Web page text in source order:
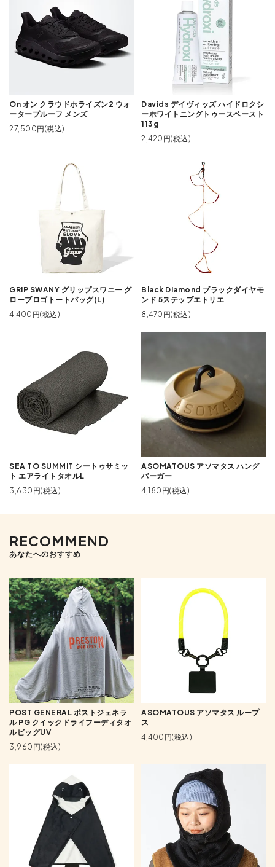
On オン クラウドホライズン2 ウォ
ータープルーフ メンズ
27,500円(税込)
Davids デイヴィッズ ハイドロクシ
ーホワイトニングトゥースペースト
113g
2,420円(税込)
GRIP SWANY グリップスワニー グ
ローブロゴトートバッグ(L)
4,400円(税込)
Black Diamond ブラックダイヤモ
ンド 5ステップエトリエ
8,470円(税込)
SEA TO SUMMIT シートゥサミッ
ト エアライトタオルL
3,630円(税込)
ASOMATOUS アソマタス ハング
バーガー
4,180円(税込)
RECOMMEND
あなたへのおすすめ
POST GENERAL ポストジェネラ
ル PG クイックドライフーディタオ
ルビッグUV
3,960円(税込)
ASOMATOUS アソマタス ループ
ス
4,400円(税込)